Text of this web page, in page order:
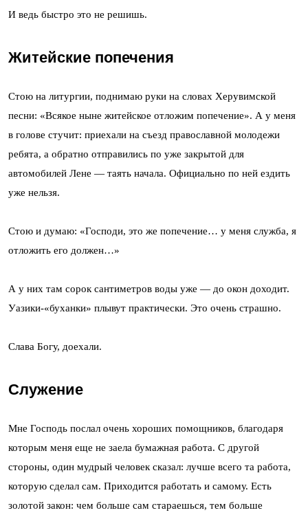
И ведь быстро это не решишь.
Житейские попечения
Стою на литургии, поднимаю руки на словах Херувимской
песни: «Всякое ныне житейское отложим попечение». А у меня
в голове стучит: приехали на съезд православной молодежи
ребята, а обратно отправились по уже закрытой для
автомобилей Лене — таять начала. Официально по ней ездить
уже нельзя.
Стою и думаю: «Господи, это же попечение… у меня служба, я
отложить его должен…»
А у них там сорок сантиметров воды уже — до окон доходит.
Уазики-«буханки» плывут практически. Это очень страшно.
Слава Богу, доехали.
Служение
Мне Господь послал очень хороших помощников, благодаря
которым меня еще не заела бумажная работа. С другой
стороны, один мудрый человек сказал: лучше всего та работа,
которую сделал сам. Приходится работать и самому. Есть
золотой закон: чем больше сам стараешься, тем больше